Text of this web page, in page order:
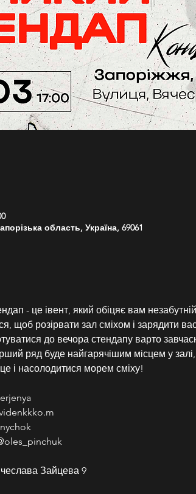
область, Україна, 69061
- це івент, який обіцяє вам
щоб розірвати зал сміхом і зарядити
до вечора стендапу варто
ряд буде найгарячішим місцем у
і насолодитися морем сміху!
Зайцева 9